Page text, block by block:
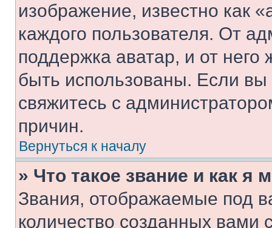
изображение, известно как
каждого пользователя. От
поддержка аватар, и от него
быть использованы. Если
свяжитесь с
причин.
Вернуться к началу
» Что такое звание и как я
Звания, отображаемые под
количество созданных